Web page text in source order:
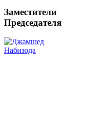
Заместители
Председателя